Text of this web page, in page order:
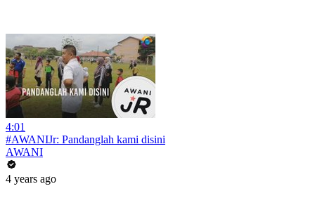
4:01
#AWANIJr: Pandanglah kami disini
AWANI
4 years ago